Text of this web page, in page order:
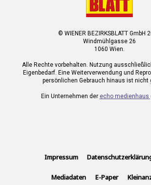
© WIENER BEZIRKSBLATT GmbH
Windmühlgasse 26
1060 Wien.
Alle Rechte vorbehalten. Nutzung
Eigenbedarf. Eine Weiterverwendung und
persönlichen Gebrauch hinaus ist nicht
Ein Unternehmen der echo medienhaus
Impressum
Mediadaten E-Paper